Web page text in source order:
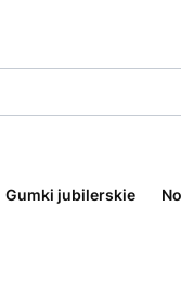
Gumki jubilerskie